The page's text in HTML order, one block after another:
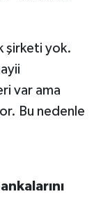
şirketi yok.
var ama
Bu nedenle